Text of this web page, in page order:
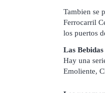
Tambien se
Ferrocarril
los puertos
Las
Hay una
Emoliente,